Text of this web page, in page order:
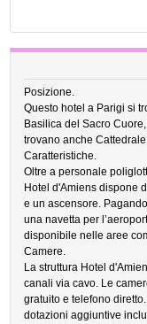
Posizione.
Questo hotel a Parigi si
Basilica del Sacro
trovano anche
Caratteristiche.
Oltre a personale
Hotel d'Amiens dispone
e un ascensore.
una navetta per
disponibile nelle aree
Camere.
La struttura Hotel
canali via cavo. Le
gratuito e telefono
dotazioni aggiuntive